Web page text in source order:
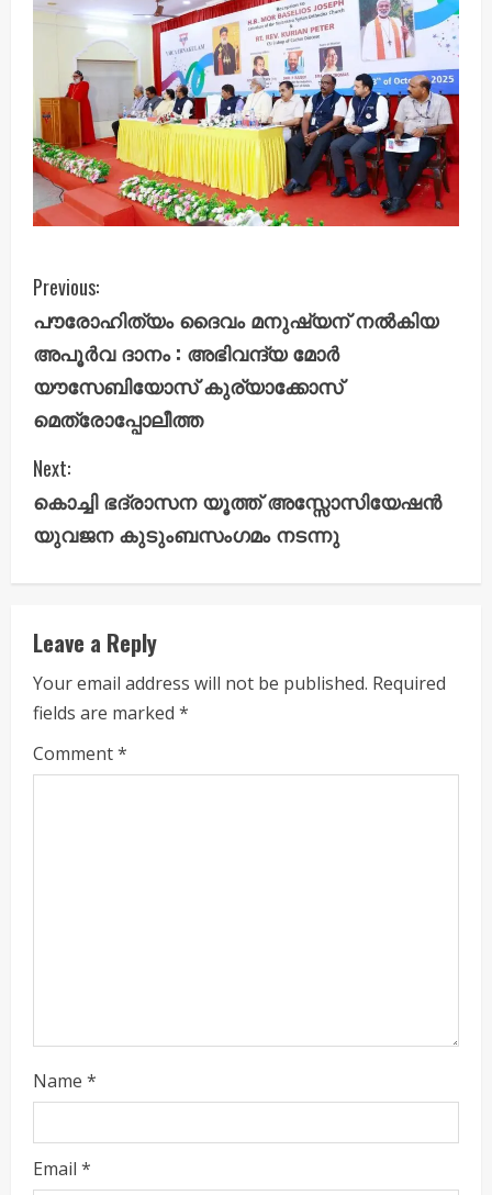
C
o
n
t
i
n
R
e
a
Previous:
പൗരോഹിത്യം ദൈവം മനുഷ്യന് നൽകിയ
അപൂർവ ദാനം : അഭിവന്ദ്യ മോർ
യൗസേബിയോസ് കുര്യാക്കോസ്
മെത്രോപ്പോലീത്ത
Next:
കൊച്ചി ഭദ്രാസന യൂത്ത് അസ്സോസിയേഷൻ
യുവജന കുടുംബസംഗമം നടന്നു
Leave a Reply
Your email address will not be published. Required
fields are marked *
Comment*
Name *
Email *